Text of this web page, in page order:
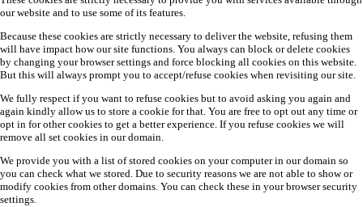
our website and to use some of its features.
Because these cookies are strictly necessary to deliver the website, refusing them
will have impact how our site functions. You always can block or delete cookies
by changing your browser settings and force blocking all cookies on this website.
But this will always prompt you to accept/refuse cookies when revisiting our site.
We fully respect if you want to refuse cookies but to avoid asking you again and
again kindly allow us to store a cookie for that. You are free to opt out any time or
opt in for other cookies to get a better experience. If you refuse cookies we will
remove all set cookies in our domain.
We provide you with a list of stored cookies on your computer in our domain so
you can check what we stored. Due to security reasons we are not able to show or
modify cookies from other domains. You can check these in your browser security
settings.